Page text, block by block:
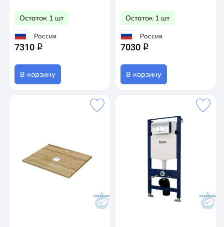
Остаток 1 шт
Россия
7310 q
В корзину
Остаток 1 шт
Россия
7030 q
В корзину